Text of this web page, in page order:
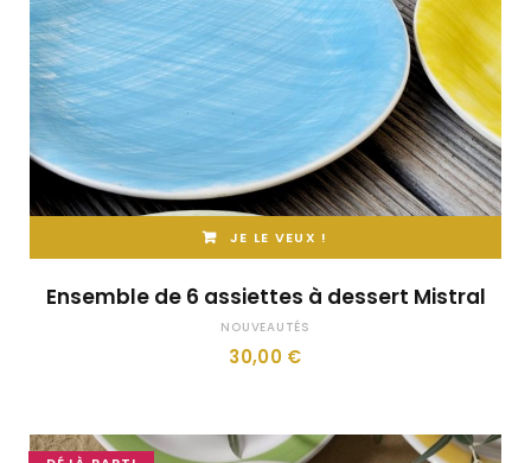
JE LE VEUX !
Ensemble de 6 assiettes à dessert Mistral
NOUVEAUTÉS
30,00 €